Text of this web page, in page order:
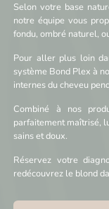
Selon votre base
notre équipe vous
fondu, ombré naturel,
Pour aller plus loin
système Bond Plex à
internes du cheveu
Combiné à nos
parfaitement maîtrisé,
sains et doux.
Réservez votre
redécouvrez le blond